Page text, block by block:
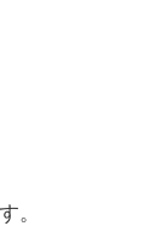
。